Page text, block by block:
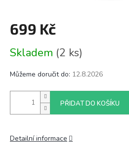
699 Kč
cena:
Skladem (2 ks)
Můžeme doručit do: 12.8.2026
PŘIDAT DO KOŠÍKU
Detailní informace